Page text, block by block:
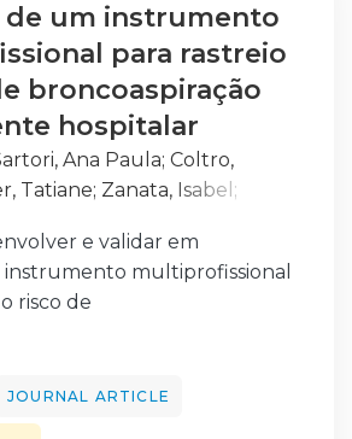
de um instrumento
para rastreio
broncoaspiração
hospitalar
Ana Paula; Coltro,
Tatiane; Zanata, Isabel ;
e validar em
multiprofissional
risco de
Método: Trata-se de um
seguiu as seguintes
de um instrumento de
JOURNAL ARTICLE